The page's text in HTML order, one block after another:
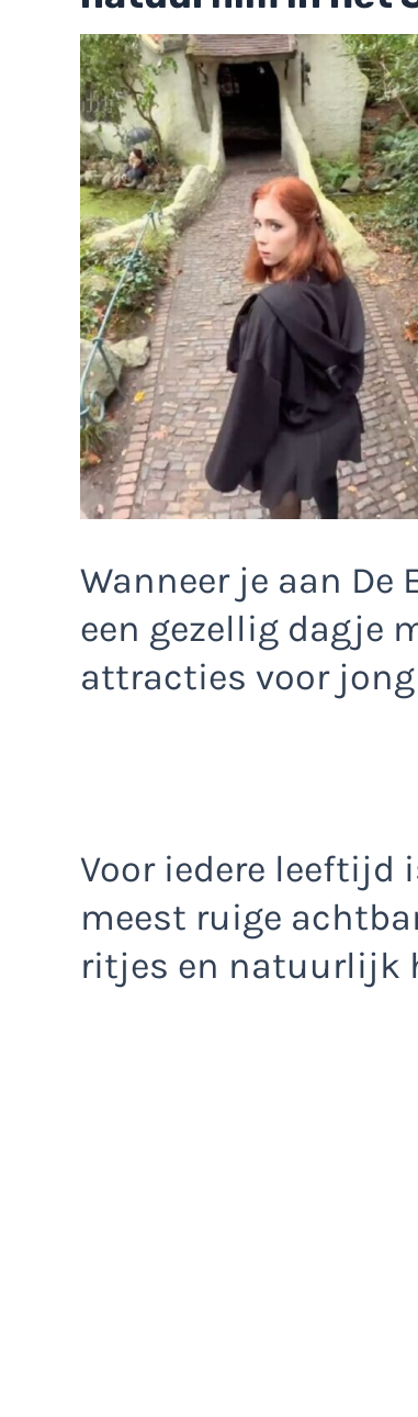
Wanneer je aan
een gezellig dagje
attracties voor jong
Voor iedere leeftijd
meest ruige
ritjes en natuurlijk